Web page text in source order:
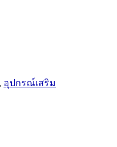
อุปกรณ์เสริม